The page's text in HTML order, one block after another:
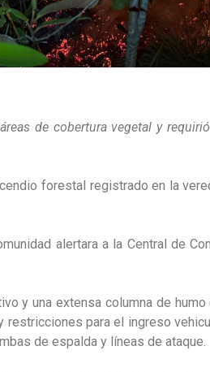
de cobertura vegetal y
forestal registrado en la
alertara a la Central de
y una extensa columna de humo
para el ingreso
de espalda y líneas de ataque.